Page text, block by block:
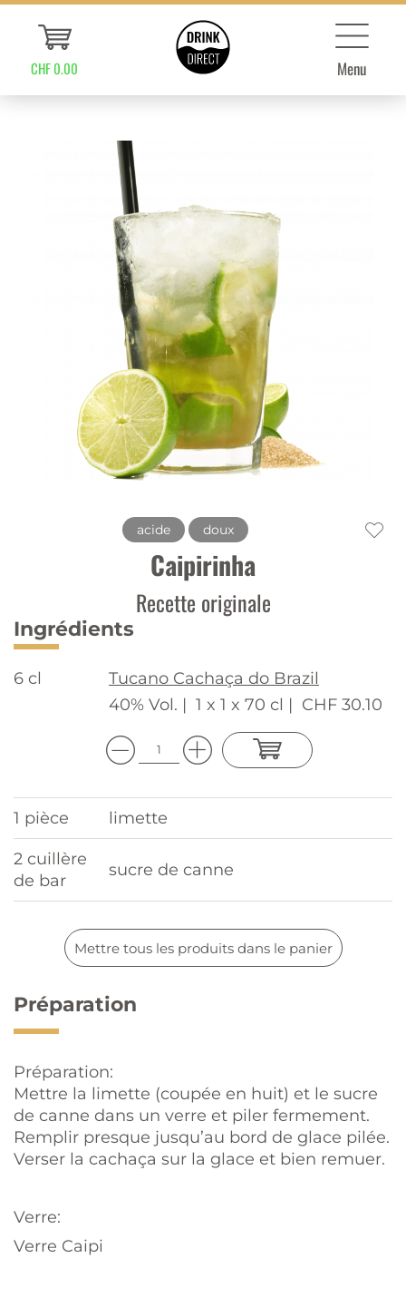
CHF 0.00 Menu
acide doux
Caipirinha
Recette originale
Ingrédients
6 cl
Tucano Cachaça do Brazil
40% Vol. | 1 x 1 x 70 cl | CHF 30.10
1 pièce limette
2 cuillère
de bar
sucre de canne
Mettre tous les produits dans le panier
Préparation
Préparation:
Mettre la limette (coupée en huit) et le sucre
de canne dans un verre et piler fermement.
Remplir presque jusqu’au bord de glace pilée.
Verser la cachaça sur la glace et bien remuer.
Verre:
Verre Caipi